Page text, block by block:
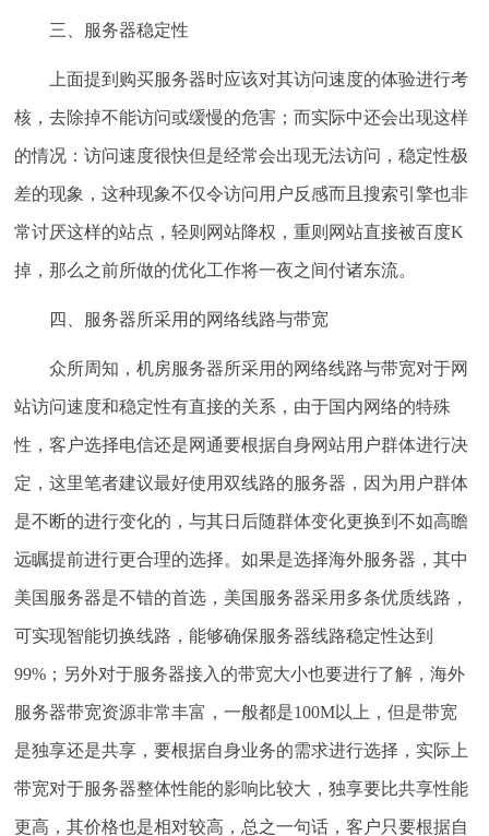
三、服务器稳定性
上面提到购买服务器时应该对其访问速度的体验进行考
核，去除掉不能访问或缓慢的危害；而实际中还会出现这样
的情况：访问速度很快但是经常会出现无法访问，稳定性极
差的现象，这种现象不仅令访问用户反感而且搜索引擎也非
常讨厌这样的站点，轻则网站降权，重则网站直接被百度K
掉，那么之前所做的优化工作将一夜之间付诸东流。
四、服务器所采用的网络线路与带宽
众所周知，机房服务器所采用的网络线路与带宽对于网
站访问速度和稳定性有直接的关系，由于国内网络的特殊
性，客户选择电信还是网通要根据自身网站用户群体进行决
定，这里笔者建议最好使用双线路的服务器，因为用户群体
是不断的进行变化的，与其日后随群体变化更换到不如高瞻
远瞩提前进行更合理的选择。如果是选择海外服务器，其中
美国服务器是不错的首选，美国服务器采用多条优质线路，
可实现智能切换线路，能够确保服务器线路稳定性达到
99%；另外对于服务器接入的带宽大小也要进行了解，海外
服务器带宽资源非常丰富，一般都是100M以上，但是带宽
是独享还是共享，要根据自身业务的需求进行选择，实际上
带宽对于服务器整体性能的影响比较大，独享要比共享性能
更高，其价格也是相对较高，总之一句话，客户只要根据自